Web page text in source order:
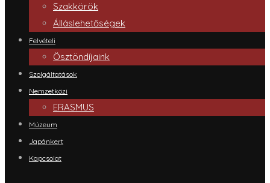
Szakkörök
Álláslehetőségek
Felvételi
Ösztöndíjaink
Szolgáltatások
Nemzetközi
ERASMUS
Múzeum
Japánkert
Kapcsolat